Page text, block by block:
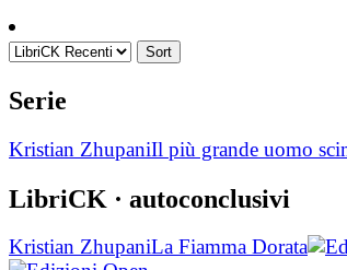
Sort
Serie
Kristian ZhupaniIl più grande uomo
LibriCK · autoconclusivi
Kristian ZhupaniLa Fiamma Dorata